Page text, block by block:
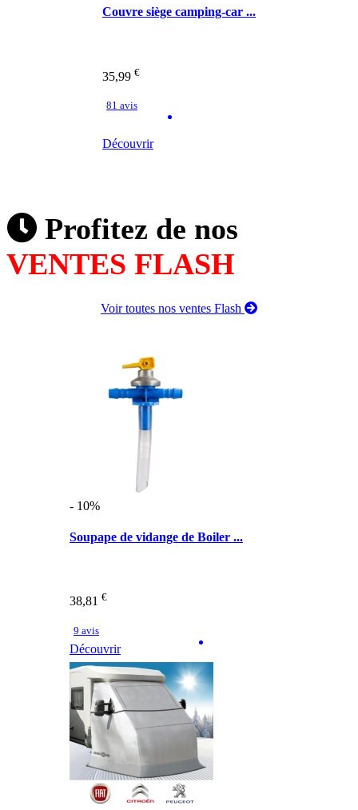
Couvre siège camping-car ...
35,99 €
81 avis
Découvrir
Profitez de nos
VENTES FLASH
Voir toutes nos ventes Flash
- 10%
Soupape de vidange de Boiler ...
38,81 €
9 avis
Découvrir